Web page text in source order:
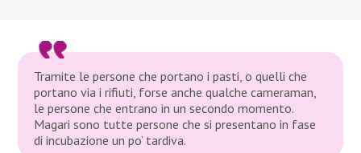
Tramite le persone che portano i pasti, o quelli che
portano via i rifiuti, forse anche qualche cameraman,
le persone che entrano in un secondo momento.
Magari sono tutte persone che si presentano in fase
di incubazione un po’ tardiva.